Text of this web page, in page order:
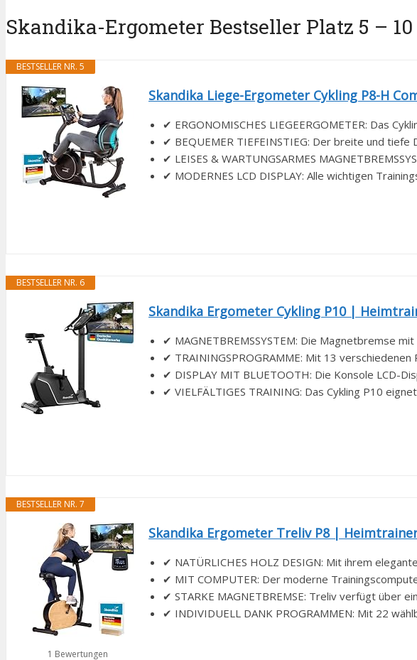
Skandika-Ergometer Bestseller Platz 5 – 10
BESTSELLER NR. 5
Skandika Liege-Ergometer Cykling P8-H
✔ ERGONOMISCHES LIEGEERGOMETER: Das
✔ BEQUEMER TIEFEINSTIEG: Der breite und tiefe
✔ LEISES & WARTUNGSARMES
✔ MODERNES LCD DISPLAY: Alle wichtigen
BESTSELLER NR. 6
Skandika Ergometer Cykling P10 |
✔ MAGNETBREMSSYSTEM: Die Magnetbremse
✔ TRAININGSPROGRAMME: Mit 13
✔ DISPLAY MIT BLUETOOTH: Die Konsole LCD-
✔ VIELFÄLTIGES TRAINING: Das Cykling P10
BESTSELLER NR. 7
1 Bewertungen
Skandika Ergometer Treliv P8 |
✔ NATÜRLICHES HOLZ DESIGN: Mit ihrem
✔ MIT COMPUTER: Der moderne
✔ STARKE MAGNETBREMSE: Treliv verfügt über
✔ INDIVIDUELL DANK PROGRAMMEN: Mit 22